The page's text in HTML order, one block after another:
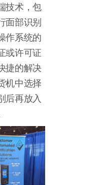
技术，包
面部识别
作系统的
或许可证
捷的解决
机中选择
后再放入